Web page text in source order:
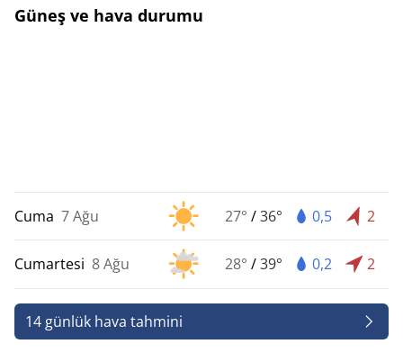
Güneş ve hava durumu
Cuma 7 Ağu 27° /36° 0,5 2
Cumartesi 8 Ağu 28° /39° 0,2 2
14 günlük hava tahmini